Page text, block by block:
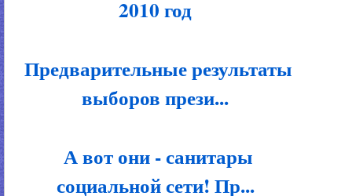
2010 год
Предварительные результаты
выборов прези...
А вот они - санитары
социальной сети! Пр...